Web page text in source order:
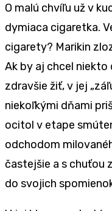
O malú chvíľu už v
dymiaca cigaretka.
cigarety? Marikin
Ak by aj chcel niekto
zdravšie žiť, v jej
niekoľkými dňami
ocitol v etape
odchodom
častejšie a s chuťou
do svojich